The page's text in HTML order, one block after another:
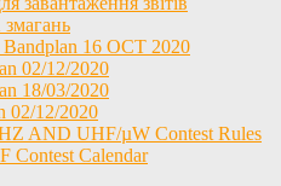
16 OCT 2020
02/12/2020
18/03/2020
02/12/2020
AND UHF/µW Contest Rules
Calendar